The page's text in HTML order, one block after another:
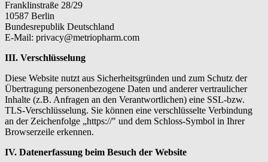
Franklinstraße 28/29
10587 Berlin
Bundesrepublik Deutschland
E-Mail: privacy@metriopharm.com
III. Verschlüsselung
Diese Website nutzt aus Sicherheitsgründen und zum Schutz der
Übertragung personenbezogene Daten und anderer vertraulicher
Inhalte (z.B. Anfragen an den Verantwortlichen) eine SSL-bzw.
TLS-Verschlüsselung. Sie können eine verschlüsselte Verbindung
an der Zeichenfolge „https://" und dem Schloss-Symbol in Ihrer
Browserzeile erkennen.
IV. Datenerfassung beim Besuch der Website